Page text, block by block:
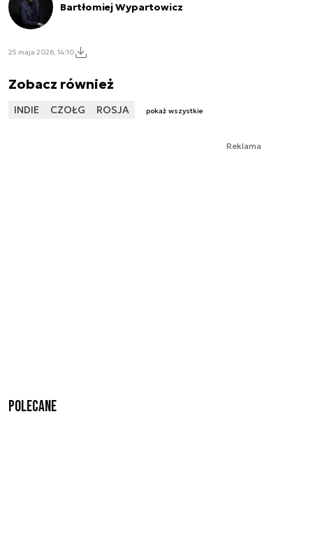
Bartłomiej Wypartowicz
25 maja 2026, 14:10
Zobacz również
INDIE CZOŁG ROSJA pokaż wszystkie
Reklama
Polecane